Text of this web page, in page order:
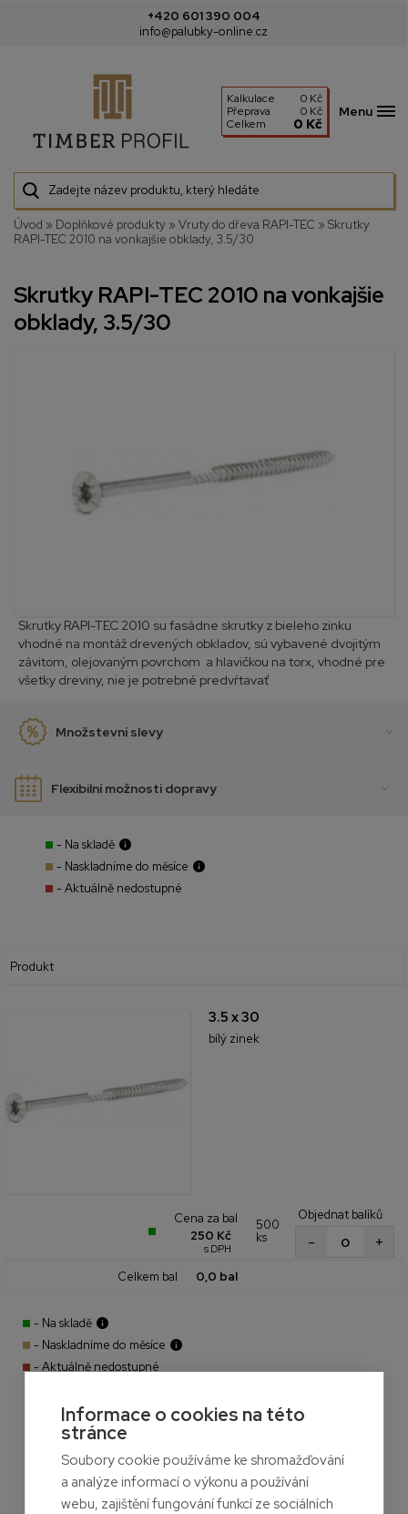
+420 601 390 004
info@palubky-online.cz
Kalkulace
0 Kč
Přeprava
0 Kč
Celkem
0 Kč
Menu
Úvod » Doplňkové produkty » Vruty do dřeva RAPI-TEC » Skrutky
RAPI-TEC 2010 na vonkajšie obklady, 3.5/30
Skrutky RAPI-TEC 2010 na vonkajšie
obklady, 3.5/30
Skrutky RAPI-TEC 2010 su fasádne skrutky z bieleho zinku
vhodné na montáž drevených obkladov, sú vybavené dvojitým
závitom, olejovaným povrchom a hlavičkou na torx, vhodné pre
všetky dreviny, nie je potrebné predvŕtavať
Množstevní slevy
Flexibilní možnosti dopravy
- Na skladě
- Naskladníme do měsíce
- Aktuálně nedostupné
Produkt
3.5 x 30
bílý zinek
Cena za bal
250 Kč
s DPH
500
ks
Objednat balíků
+
-
Celkem bal 0,0 bal
- Na skladě
- Naskladníme do měsíce
- Aktuálně nedostupné
Informace o cookies na této
stránce
Soubory cookie používáme ke shromažďování
a analýze informací o výkonu a používání
webu, zajištění fungování funkcí ze sociálních